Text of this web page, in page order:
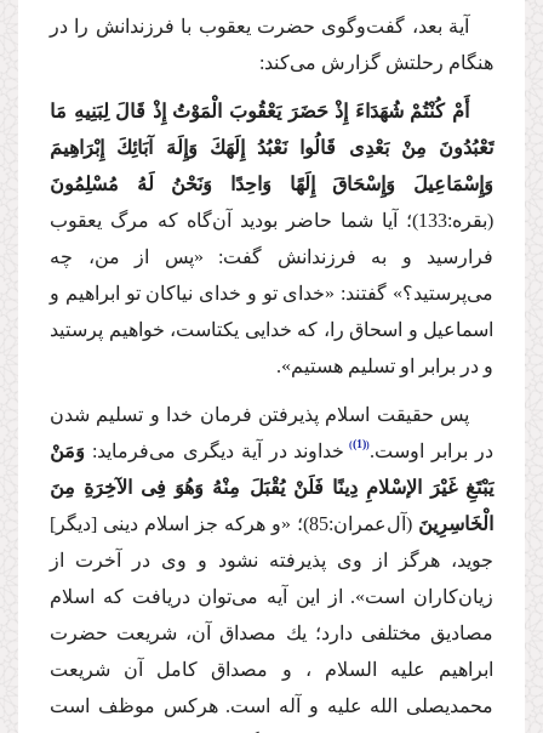
آیة بعد، گفت‌وگوی حضرت یعقوب با فرزندانش را در
هنگام رحلتش گزارش می‌كند:
أَمْ كُنْتُمْ شُهَدَاءَ إِذْ حَضَرَ یَعْقُوبَ الْمَوْتُ إِذْ قَالَ لِبَنِیهِ مَا
تَعْبُدُونَ مِنْ بَعْدِی قَالُوا نَعْبُدُ إِلَهَكَ وَإِلَهَ آبَائِكَ إِبْرَاهِیمَ
وَإِسْمَاعِیلَ وَإِسْحَاقَ إِلَهًا وَاحِدًا وَنَحْنُ لَهُ مُسْلِمُونَ
(بقره:133)؛
آیا شما حاضر بودید آن‌گاه كه مرگ یعقوب
فرارسید و به فرزندانش گفت: «پس از من، چه
می‌پرستید؟» گفتند: «خدای تو و خدای نیاكان تو ابراهیم و
اسماعیل و اسحاق را، كه خدایی یكتاست، خواهیم پرستید
و در برابر او تسلیم هستیم».
پس حقیقت اسلام پذیرفتن فرمان خدا و تسلیم شدن
در برابر اوست. (1) خداوند در آیة دیگری می‌فرماید: وَمَنْ
یَبْتَغِ غَیْرَ الإسْلامِ دِینًا فَلَنْ یُقْبَلَ مِنْهُ وَهُوَ فِی الآخِرَةِ مِنَ
الْخَاسِرِینَ (آل‌عمران:85)؛
«و هركه جز اسلام دینی [دیگر]
جوید، هرگز از وی پذیرفته نشود و وی در آخرت از
زیان‌كاران است». از این آیه می‌توان دریافت كه اسلام
مصادیق مختلفی دارد؛ یك مصداق آن، شریعت حضرت
ابراهیم
علیه السلام ، و مصداق كامل آن شریعت
محمدیصلی الله علیه و آله است. هركس موظف است